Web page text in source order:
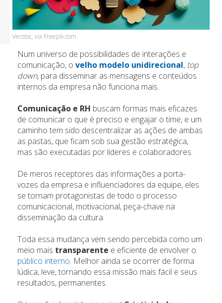
Vecstoc, via Freepik.com
Num universo de possibilidades de interações e
comunicação, o velho modelo unidirecional, top
down, para disseminar as mensagens e conteúdos
internos da empresa não funciona mais.
Comunicação e RH buscam formas mais eficazes
de comunicar o que é preciso e engajar o time, e um
caminho tem sido descentralizar as ações de ambas
as pastas, que ficam sob sua gestão estratégica,
mas são executadas por líderes e colaboradores.
De meros receptores das informações a porta-
vozes da empresa e influenciadores da equipe, eles
se tornam protagonistas de todo o processo
comunicacional, motivacional, peça-chave na
disseminação da cultura.
Toda essa mudança vem sendo percebida como um
meio mais transparente e eficiente de envolver o
público interno. Melhor ainda se ocorrer de forma
lúdica, leve, tornando essa missão mais fácil e seus
resultados, permanentes.